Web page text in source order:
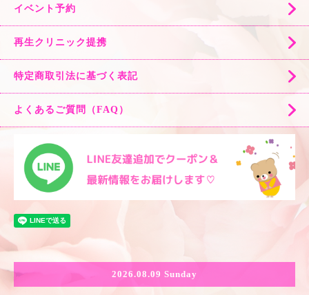
イベント予約
再生クリニック提携
特定商取引法に基づく表記
よくあるご質問（FAQ）
2026.08.09 Sunday